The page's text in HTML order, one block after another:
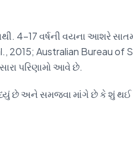
4–17 વર્ષની વયના આશરે
2015; Australian Bureau of
પરિણામો આવે છે.
છે અને સમજવા માંગે છે કે શું